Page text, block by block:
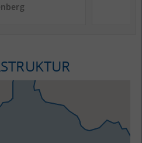
Erzgebirgskreis